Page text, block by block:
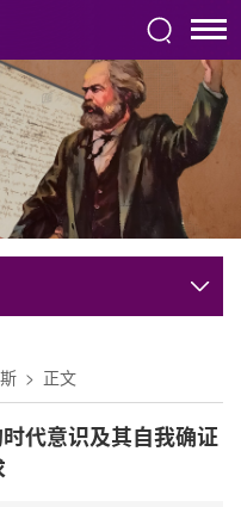
> 正文
代意识及其自我确证